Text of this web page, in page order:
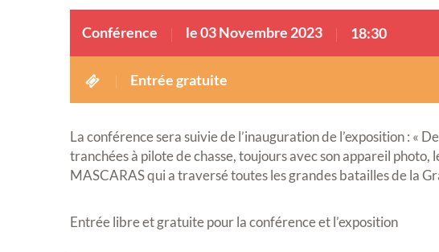
Conférence le 03 Novembre 2023 18:30
Entrée gratuite
La conférence sera suivie de l’inauguration de l’exposition : «
tranchées à pilote de chasse, toujours avec son appareil photo,
MASCARAS qui a traversé toutes les grandes batailles de la
Entrée libre et gratuite pour la conférence et l’exposition